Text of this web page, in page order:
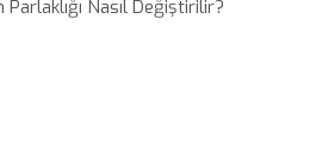
Nasıl Değiştirilir?